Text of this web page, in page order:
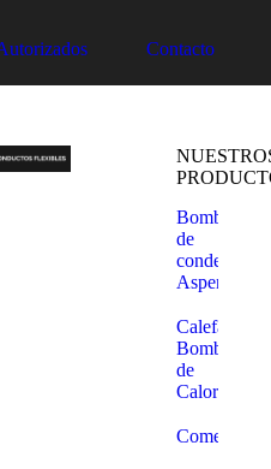
Contacto
Bombas
de
condensado
Aspen
Calefacción-
Bomba
de
Calor
Comercial